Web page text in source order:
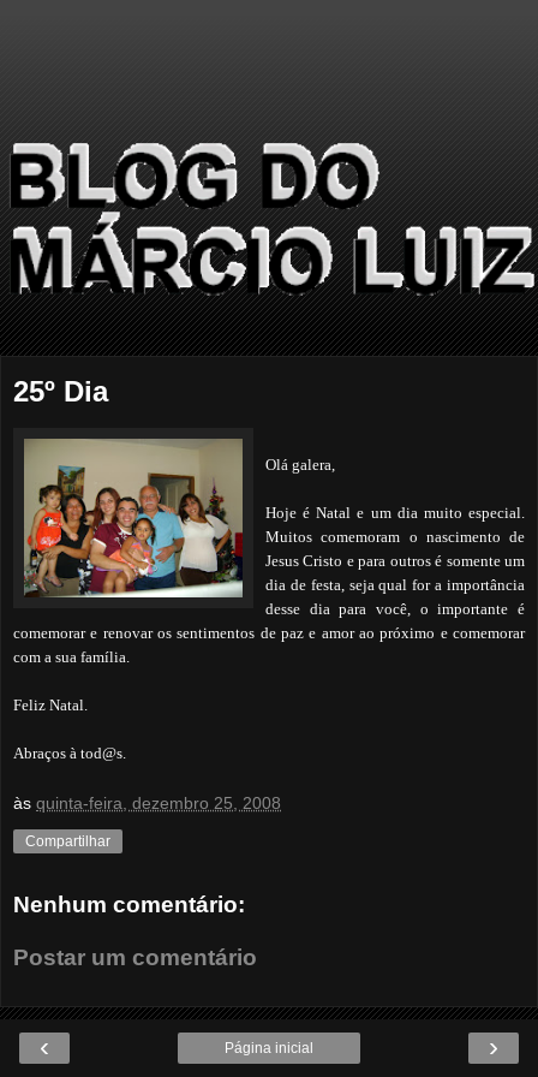
25º Dia
Olá galera,
Hoje é Natal e um dia muito especial.
Muitos comemoram o nascimento de
Jesus Cristo e para outros é somente um
dia de festa, seja qual for a importância
desse dia para você, o importante é
comemorar e renovar os sentimentos de paz e amor ao próximo e comemorar
com a sua família.
Feliz Natal.
Abraços à tod@s.
às quinta-feira, dezembro 25, 2008
Compartilhar
Nenhum comentário:
Postar um comentário
‹ ›
Página inicial